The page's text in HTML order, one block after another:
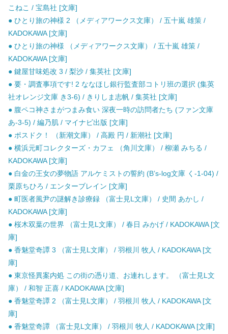
こねこ / 宝島社 [文庫]
● ひとり旅の神様 2 （メディアワークス文庫） / 五十嵐 雄策 /
KADOKAWA [文庫]
● ひとり旅の神様 （メディアワークス文庫） / 五十嵐 雄策 /
KADOKAWA [文庫]
● 鍵屋甘味処改 3 / 梨沙 / 集英社 [文庫]
● 要・調査事項です! 2 ななほし銀行監査部コトリ班の選択 (集英
社オレンジ文庫 き3-6) / きりしま志帆 / 集英社 [文庫]
● 腹ペコ神さまがつまみ食い 深夜一時の訪問者たち (ファン文庫
あ-3-5) / 編乃肌 / マイナビ出版 [文庫]
● ポスドク！ （新潮文庫） / 高殿 円 / 新潮社 [文庫]
● 横浜元町コレクターズ・カフェ （角川文庫） / 柳瀬 みちる /
KADOKAWA [文庫]
● 白金の王女の夢物語 アルケミストの誓約 (B’s-log文庫 く-1-04) /
栗原ちひろ / エンターブレイン [文庫]
● 町医者風尹の謎解き診療録 （富士見L文庫） / 史間 あかし /
KADOKAWA [文庫]
● 桜木双葉の世界 （富士見L文庫） / 春日 みかげ / KADOKAWA [文
庫]
● 香魅堂奇譚 3 （富士見L文庫） / 羽根川 牧人 / KADOKAWA [文
庫]
● 東京怪異案内処 この街の憑り道、お連れします。 （富士見L文
庫） / 和智 正喜 / KADOKAWA [文庫]
● 香魅堂奇譚 2 （富士見L文庫） / 羽根川 牧人 / KADOKAWA [文
庫]
● 香魅堂奇譚 （富士見L文庫） / 羽根川 牧人 / KADOKAWA [文庫]